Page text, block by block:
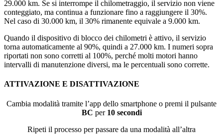
29.000 km. Se si interrompe il chilometraggio, il servizio non viene
conteggiato, ma continua a funzionare fino a raggiungere il 30%.
Nel caso di 30.000 km, il 30% rimanente equivale a 9.000 km.
Quando il dispositivo di blocco dei chilometri è attivo, il servizio
torna automaticamente al 90%, quindi a 27.000 km. I numeri sopra
riportati non sono corretti al 100%, perché molti motori hanno
intervalli di manutenzione diversi, ma le percentuali sono corrette.
ATTIVAZIONE E DISATTIVAZIONE
Cambia modalità tramite l’app dello smartphone o premi il pulsante
BC per 10 secondi
Ripeti il processo per passare da una modalità all’altra